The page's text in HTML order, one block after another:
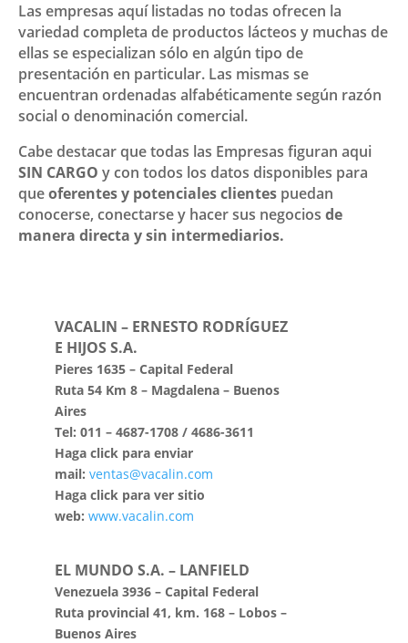
Las empresas aquí listadas no todas ofrecen la
variedad completa de productos lácteos y muchas de
ellas se especializan sólo en algún tipo de
presentación en particular. Las mismas se
encuentran ordenadas alfabéticamente según razón
social o denominación comercial.
Cabe destacar que todas las Empresas figuran aqui
SIN CARGO y con todos los datos disponibles para
queoferentes y potenciales clientes puedan
conocerse, conectarse y hacer sus negociosde
manera directa y sin intermediarios.
VACALIN – ERNESTO RODRÍGUEZ
E HIJOS S.A.
Pieres 1635 – Capital Federal
Ruta 54 Km 8 – Magdalena – Buenos
Aires
Tel: 011 – 4687-1708 / 4686-3611
Haga click para enviar
mail: ventas@vacalin.com
Haga click para ver sitio
web: www.vacalin.com
EL MUNDO S.A. – LANFIELD
Venezuela 3936 – Capital Federal
Ruta provincial 41, km. 168 – Lobos –
Buenos Aires